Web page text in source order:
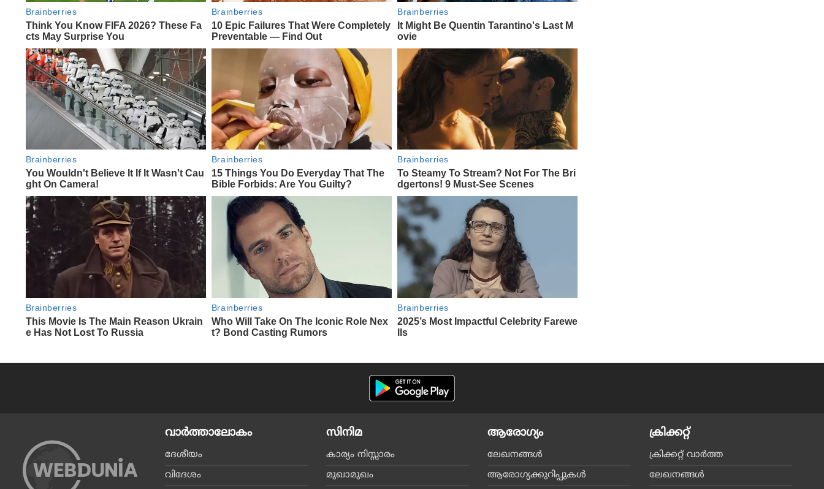
വാര്‍ത്താലോകം
ദേശീയം
വിദേശം
സിനിമ
കാര്യം നിസ്സാരം
മുഖാമുഖം
ആരോഗ്യം
ലേഖനങ്ങള്‍
ആരോഗ്യക്കുറിപ്പുകള്‍
ക്രിക്കറ്റ്‌
ക്രിക്കറ്റ്‌ വാര്‍ത്ത
ലേഖനങ്ങള്‍